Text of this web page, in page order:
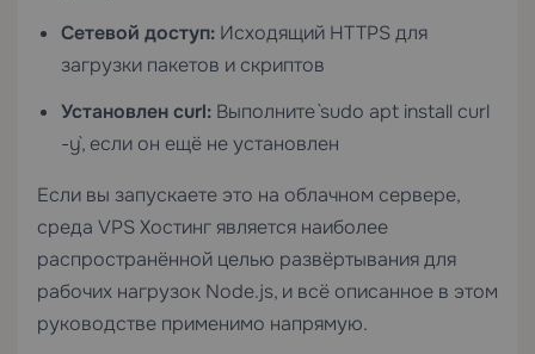
Сетевой доступ: Исходящий HTTPS для
загрузки пакетов и скриптов
Установлен curl: Выполните `sudo apt install curl
-y`, если он ещё не установлен
Если вы запускаете это на облачном сервере,
среда VPS Хостинг является наиболее
распространённой целью развёртывания для
рабочих нагрузок Node.js, и всё описанное в этом
руководстве применимо напрямую.